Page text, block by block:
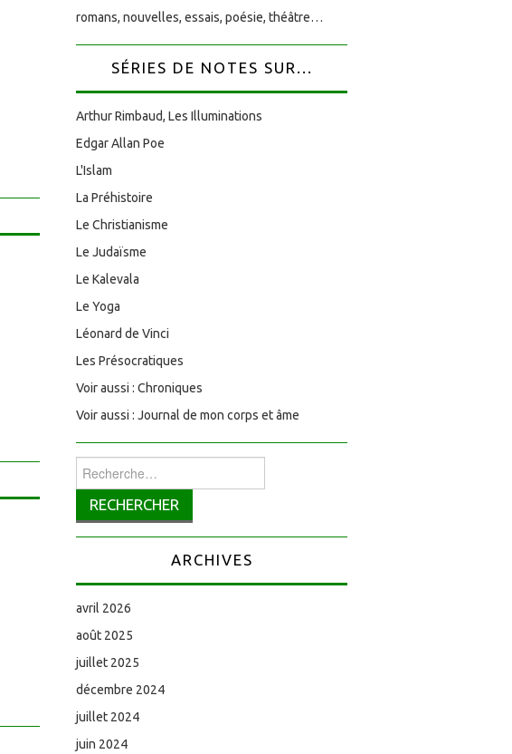
romans, nouvelles, essais, poésie, théâtre…
SÉRIES DE NOTES SUR...
Arthur Rimbaud, Les Illuminations
Edgar Allan Poe
L'Islam
La Préhistoire
Le Christianisme
Le Judaïsme
Le Kalevala
Le Yoga
Léonard de Vinci
Les Présocratiques
Voir aussi : Chroniques
Voir aussi : Journal de mon corps et âme
Rechercher :
ARCHIVES
avril 2026
août 2025
juillet 2025
décembre 2024
juillet 2024
juin 2024